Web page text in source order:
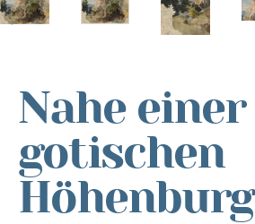
Nahe einer
gotischen
Höhenburg